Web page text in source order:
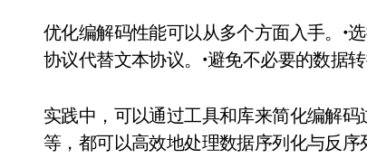
优化编解码性能可以从多个方面入手。•
协议代替文本协议。•避免不必要的数据
实践中，可以通过工具和库来简化编解
等，都可以高效地处理数据序列化与反序